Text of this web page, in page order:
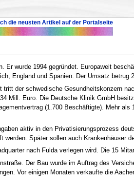
die neusten Artikel auf der Portalseite
wurde 1994 gegründet. Europaweit
England und Spanien. Der Umsatz betrug
der schwedische Gesundheitskonzern
Mill. Euro. Die Deutsche Klinik GmbH
(1.700 Beschäftigte). Mehr
aktiv in den Privatisierungsprozess
Später sollen auch Krankenhäuser
nach Fulda verlegen wird. Die 15
Der Bau wurde im Auftrag des
Vor einigen Monaten verkaufte die